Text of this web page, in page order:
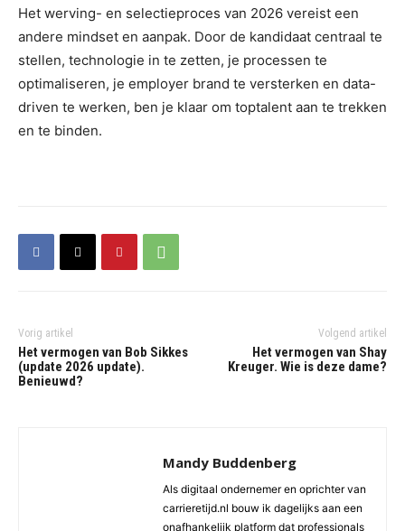
Het werving- en selectieproces van 2026 vereist een
andere mindset en aanpak. Door de kandidaat centraal te
stellen, technologie in te zetten, je processen te
optimaliseren, je employer brand te versterken en data-
driven te werken, ben je klaar om toptalent aan te trekken
en te binden.
Vorig artikel
Het vermogen van Bob Sikkes
(update 2026 update).
Benieuwd?
Volgend artikel
Het vermogen van Shay
Kreuger. Wie is deze dame?
Mandy Buddenberg
Als digitaal ondernemer en oprichter van
carrieretijd.nl bouw ik dagelijks aan een
onafhankelijk platform dat professionals